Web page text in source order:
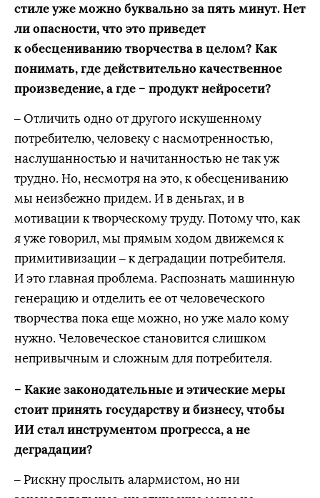
стиле уже можно буквально за пять минут. Нет
ли опасности, что это приведет
к обесцениванию творчества в целом? Как
понимать, где действительно качественное
произведение, а где – продукт нейросети?
– Отличить одно от другого искушенному
потребителю, человеку с насмотренностью,
наслушанностью и начитанностью не так уж
трудно. Но, несмотря на это, к обесцениванию
мы неизбежно придем. И в деньгах, и в
мотивации к творческому труду. Потому что, как
я уже говорил, мы прямым ходом движемся к
примитивизации – к деградации потребителя.
И это главная проблема. Распознать машинную
генерацию и отделить ее от человеческого
творчества пока еще можно, но уже мало кому
нужно. Человеческое становится слишком
непривычным и сложным для потребителя.
– Какие законодательные и этические меры
стоит принять государству и бизнесу, чтобы
ИИ стал инструментом прогресса, а не
деградации?
– Рискну прослыть алармистом, но ни